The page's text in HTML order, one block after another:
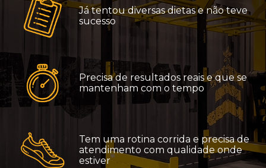
Já tentou diversas dietas e não teve
sucesso
Precisa de resultados reais e que se
mantenham com o tempo
Tem uma rotina corrida e precisa de
atendimento com qualidade onde
estiver